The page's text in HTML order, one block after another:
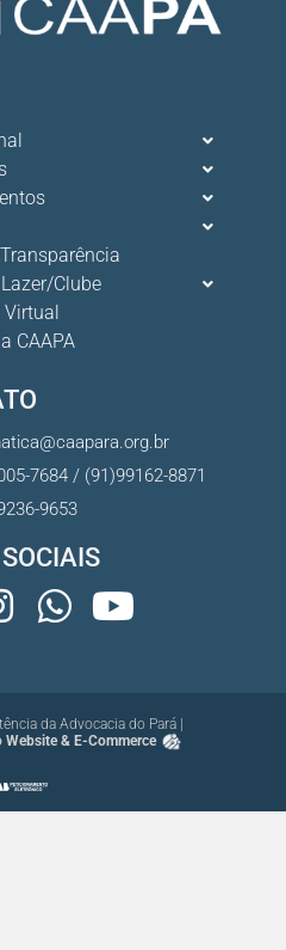
Clube
Virtual
CAAPA
7684 / (91)99162-8871
9653
da Advocacia do Pará |
Website & E-Commerce